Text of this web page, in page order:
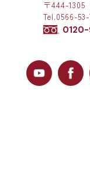
〒444-1305
Tel.0566-53-